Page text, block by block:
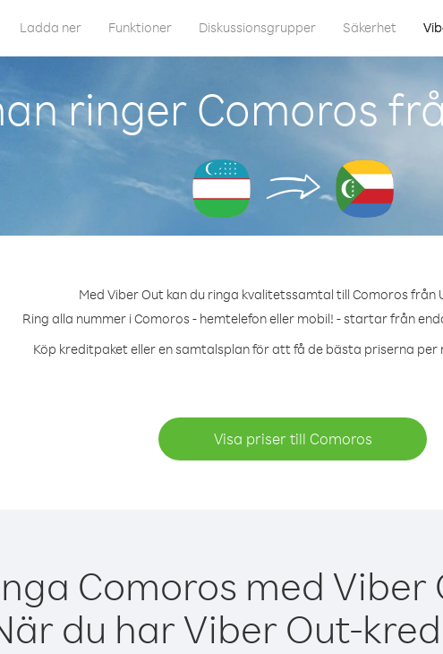
Ladda ner Funktioner Diskussionsgrupper Säkerhet
ringer Comoros
Med Viber Out kan du ringa kvalitetssamtal till Comoros från
Ring alla nummer i Comoros - hemtelefon eller mobil! - startar från
Köp kreditpaket eller en samtalsplan för att få de bästa priserna per
Visa priser till Comoros
Comoros med Viber
du har Viber Out-